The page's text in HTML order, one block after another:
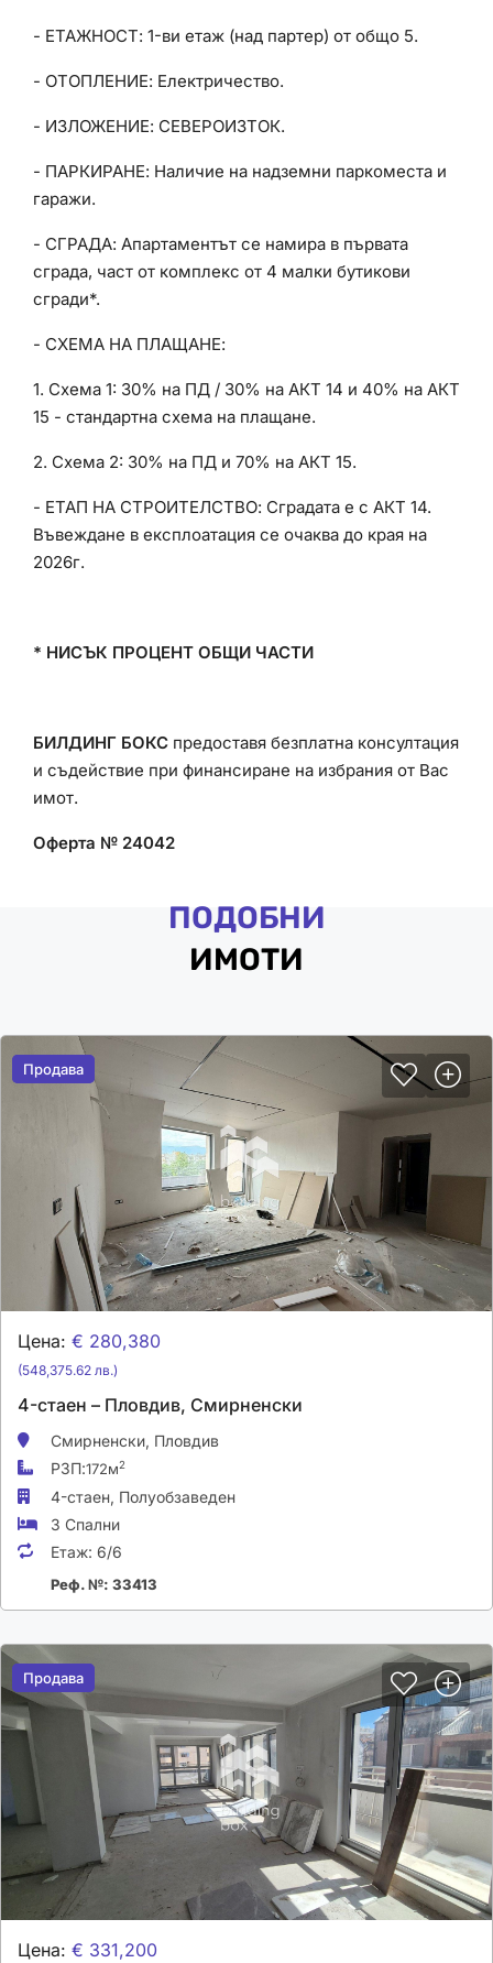
- ЕТАЖНОСТ: 1-ви етаж (над партер) от общо 5.
- ОТОПЛЕНИЕ: Електричество.
- ИЗЛОЖЕНИЕ: СЕВЕРОИЗТОК.
- ПАРКИРАНЕ: Наличие на надземни паркоместа и
гаражи.
- СГРАДА: Апартаментът се намира в първата
сграда, част от комплекс от 4 малки бутикови
сгради*.
- СХЕМА НА ПЛАЩАНЕ:
1. Схема 1: 30% на ПД / 30% на АКТ 14 и 40% на АКТ
15 - стандартна схема на плащане.
2. Схема 2: 30% на ПД и 70% на АКТ 15.
- ЕТАП НА СТРОИТЕЛСТВО: Сградата е с АКТ 14.
Въвеждане в експлоатация се очаква до края на
2026г.
* НИСЪК ПРОЦЕНТ ОБЩИ ЧАСТИ
БИЛДИНГ БОКС предоставя безплатна консултация
и съдействие при финансиране на избрания от Вас
имот.
Оферта № 24042
ПОДОБНИ
ИМОТИ
Продава
Продава
Цена: € 280,380
(548,375.62 лв.)
4-стаен – Пловдив, Смирненски
Смирненски, Пловдив
РЗП:172м2
4-стаен, Полуобзаведен
3 Спални
Етаж: 6/6
Реф. №: 33413
Продава
Продава
Цена: € 331,200